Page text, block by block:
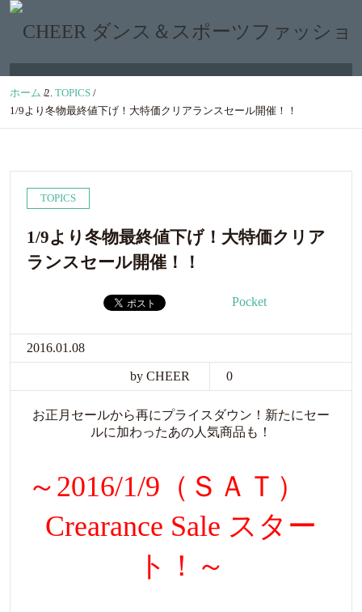
ホーム / TOPICS /
1/9より冬物最終値下げ！大特価クリアランスセール開催！！
TOPICS
1/9より冬物最終値下げ！大特価クリア
ランスセール開催！！
Pocket
2016.01.08
by CHEER 0
お正月セールから再にプライスダウン！新たにセー
ルに加わったあの人気商品も！
～2016/1/9（ＳＡＴ）
Crearance Sale スター
ト！～